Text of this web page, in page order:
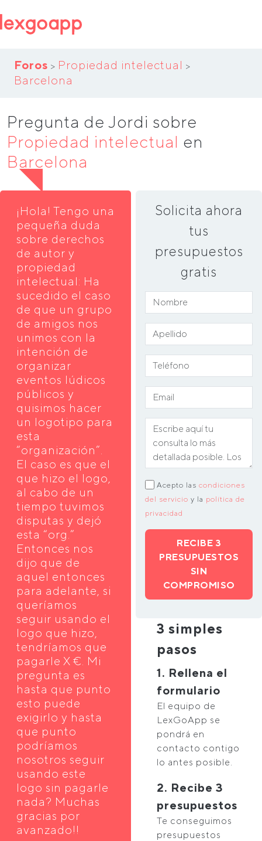
Foros > Propiedad intelectual >
Barcelona
Pregunta de Jordi sobre
Propiedad intelectual en
Barcelona
¡Hola! Tengo una
pequeña duda
sobre derechos
de autor y
propiedad
intelectual: Ha
sucedido el caso
de que un grupo
de amigos nos
unimos con la
intención de
organizar
eventos lúdicos
públicos y
quisimos hacer
un logotipo para
esta
“organización”.
El caso es que el
que hizo el logo,
al cabo de un
tiempo tuvimos
disputas y dejó
esta “org.”
Entonces nos
dijo que de
aquel entonces
para adelante, si
queríamos
seguir usando el
logo que hizo,
tendríamos que
pagarle X €. Mi
pregunta es
hasta que punto
esto puede
exigirlo y hasta
que punto
podríamos
nosotros seguir
usando este
logo sin pagarle
nada? Muchas
gracias por
avanzado!!
Solicita ahora
tus
presupuestos
gratis
Acepto las condiciones
del servicio y la política de
privacidad
RECIBE 3
PRESUPUESTOS
SIN
COMPROMISO
3 simples
pasos
1. Rellena el
formulario
El equipo de
LexGoApp se
pondrá en
contacto contigo
lo antes posible.
2. Recibe 3
presupuestos
Te conseguimos
presupuestos